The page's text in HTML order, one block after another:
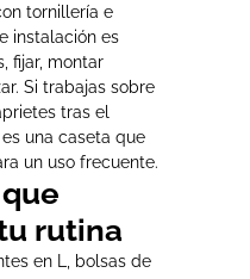
tornillería e
instalación es
fijar, montar
Si trabajas sobre
tras el
una caseta que
un uso frecuente.
rutina
en L, bolsas de